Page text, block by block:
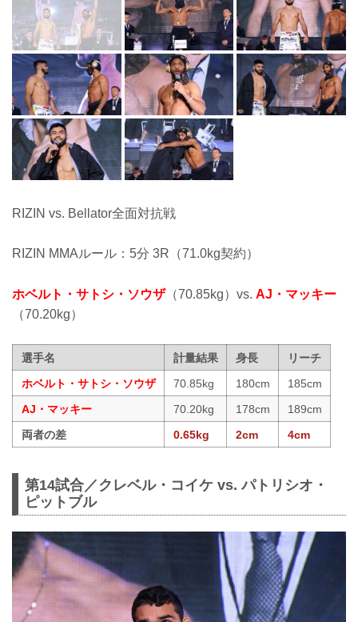
RIZIN vs. Bellator全面対抗戦
RIZIN MMAルール：5分 3R（71.0kg契約）
ホベルト・サトシ・ソウザ（70.85kg）vs. AJ・マッキー
（70.20kg）
選手名 計量結果 身長
リーチ
ホベルト・サトシ・ソウザ
70.85kg 180cm
185cm
AJ・マッキー
70.20kg 178cm
189cm
両者の差
0.65kg 2cm 4cm
第14試合／クレベル・コイケ vs. パトリシオ・
ピットブル